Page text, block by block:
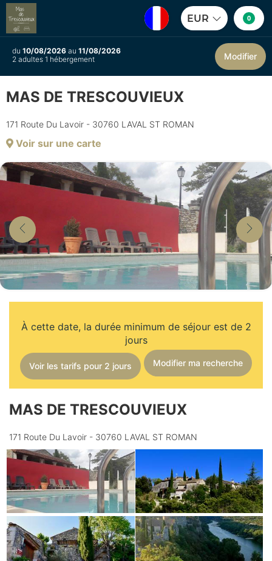
EUR 0
du 10/08/2026 au 11/08/2026
2 adultes 1 hébergement
Modifier
MAS DE TRESCOUVIEUX
171 Route Du Lavoir - 30760 LAVAL ST ROMAN
Voir sur une carte
À cette date, la durée minimum de séjour est de 2
jours
Voir les tarifs pour 2 jours Modifier ma recherche
MAS DE TRESCOUVIEUX
171 Route Du Lavoir - 30760 LAVAL ST ROMAN